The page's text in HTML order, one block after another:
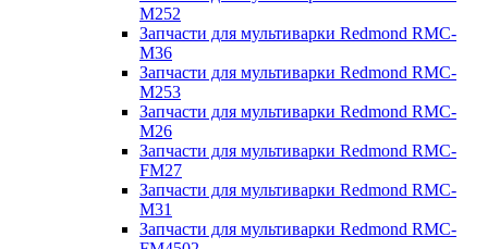
M252
Запчасти для мультиварки Redmond RMC-
M36
Запчасти для мультиварки Redmond RMC-
M253
Запчасти для мультиварки Redmond RMC-
M26
Запчасти для мультиварки Redmond RMC-
FM27
Запчасти для мультиварки Redmond RMC-
M31
Запчасти для мультиварки Redmond RMC-